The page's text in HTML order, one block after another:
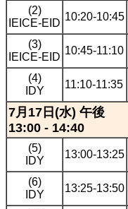
(2)
IEICE-EID
10:20-10:45
(3)
IEICE-EID
10:45-11:10
(4)
IDY
11:10-11:35
7月17日(水) 午後
13:00 - 14:40
(5)
IDY
13:00-13:25
(6)
IDY
13:25-13:50